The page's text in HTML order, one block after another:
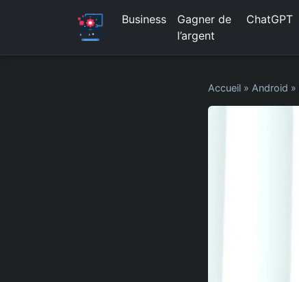
Business
Gagner de
l’argent
ChatGPT
Accueil » Android »